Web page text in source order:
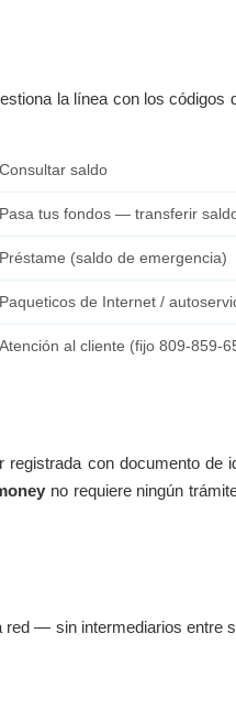
la línea con los
Consultar saldo
Pasa tus fondos — transferir
Préstame (saldo de emergencia)
Paqueticos de Internet /
Atención al cliente (fijo 809-859-
con documento de
no requiere ningún
— sin intermediarios entre